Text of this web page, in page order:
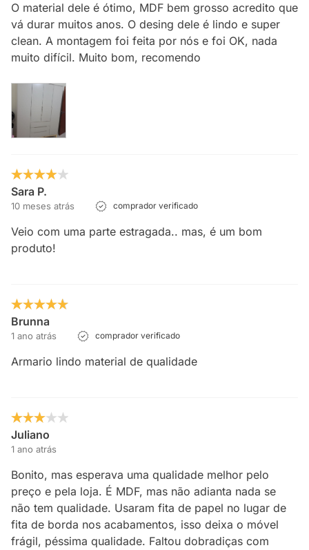
O material dele é ótimo, MDF bem grosso acredito que
vá durar muitos anos. O desing dele é lindo e super
clean. A montagem foi feita por nós e foi OK, nada
muito difícil. Muito bom, recomendo
Sara P.
10 meses atrás comprador verificado
Veio com uma parte estragada.. mas, é um bom
produto!
Brunna
1 ano atrás comprador verificado
Armario lindo material de qualidade
Juliano
1 ano atrás
Bonito, mas esperava uma qualidade melhor pelo
preço e pela loja. É MDF, mas não adianta nada se
não tem qualidade. Usaram fita de papel no lugar de
fita de borda nos acabamentos, isso deixa o móvel
frágil, péssima qualidade. Faltou dobradiças com